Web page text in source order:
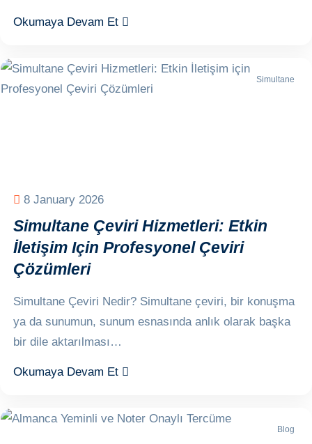
Okumaya Devam Et
Simultane
8 January 2026
Simultane Çeviri Hizmetleri: Etkin
İletişim Için Profesyonel Çeviri
Çözümleri
Simultane Çeviri Nedir? Simultane çeviri, bir konuşma
ya da sunumun, sunum esnasında anlık olarak başka
bir dile aktarılması…
Okumaya Devam Et
Blog